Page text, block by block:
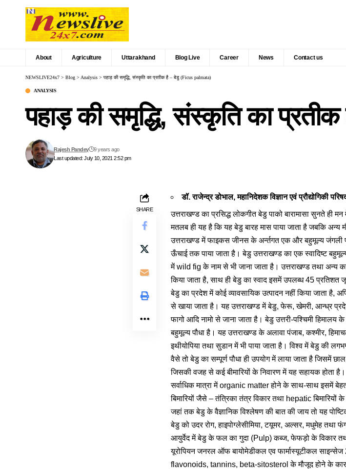
About Agriculture Uttarakhand Blog Live Career News Contact us
NEWSLIVE24x7 > Blog > Analysis > पहाड़ की समृद्धि, संस्कृति का प्रतीक है – बेडु (Ficus palmata)
ANALYSIS
पहाड़ की समृद्धि, संस्कृति का
Last updated: July 10, 2021 2:52 pm
Rajesh Pandey 9 years ago
SHARE
डॉ. राजेन्द्र डोभाल, महानिदेशक विज्ञान एवं प्रौद्योगिकी
उत्तराखण्ड का प्रसिद्ध लोकगीत बेडु पाको बारामासा सुनते ही
मतलब ही यह है कि यह बेडु बारह मास पाया जाता है जबकि अन्य
उत्तराखण्ड में फाइकस जीनस के अर्न्तगत एक और बहुमूल्य
ऊँचाई तक पाया जाता है। बेडु उत्तराखण्ड का एक स्वादिष्ट
में wild fig के नाम से भी जाना जाता है। उत्तराखण्ड तथा अन्य
किया जाता है, साथ ही बेडु का स्वाद इसमें उपलब्ध 45 प्रतिशत
बेडु का प्रदेश में कोई व्यावसायिक उत्पादन नहीं किया जाता है,
से खाया जाता है। यह उत्तराखण्ड में बेडु, फेरू, खेमरी, आन्ध्र
फागो आदि नामो से जाना जाता है। बेडु उत्तरी-पश्चिमी
बहुमूल्य पौधा है। यह उत्तराखण्ड के अलावा पंजाब, कश्मीर,
इथीयोपिया तथा सुडान में भी पाया जाता है। विश्व में बेडु की
वैसे तो बेडु का सम्पूर्ण पौधा ही उपयोग में लाया जाता है जिसमें
जिसकी वजह से कई बीमारियों के निवारण में यह सहायक होता
सर्वाधिक मात्रा में organic matter होने के साथ-साथ इसमें
बिमारियों जैसे – तंत्रिका तंत्र विकार तथा hepatic बिमारियों
जहां तक बेडु के वैज्ञानिक विश्लेषण की बात की जाय तो यह
बेडु को उदर रोग, हाइपोग्लेसीमिया, टयूमर, अल्सर, मधुमेह तथा
आयुर्वेद में बेडु के फल का गुदा (Pulp) कब्ज, फेफड़ो के विकार तथा
यूरोपियन जनरल ऑफ बायोमेडीकल एव फार्मास्यूटीकल
flavonoids, tannins, beta-sitosterol के मौजूद होने के